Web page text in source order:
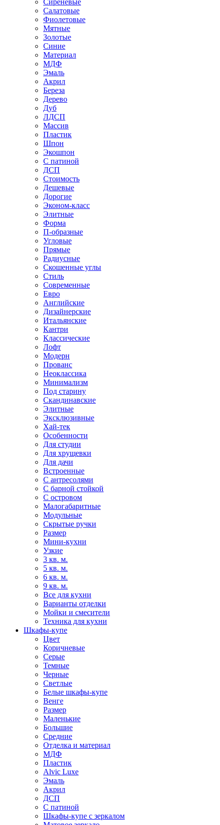
Сиреневые
Салатовые
Фиолетовые
Мятные
Золотые
Синие
Материал
МДФ
Эмаль
Акрил
Береза
Дерево
Дуб
ЛДСП
Массив
Пластик
Шпон
Экошпон
С патиной
ДСП
Стоимость
Дешевые
Дорогие
Эконом-класс
Элитные
Форма
П-образные
Угловые
Прямые
Радиусные
Скошенные углы
Стиль
Современные
Евро
Английские
Дизайнерские
Итальянские
Кантри
Классические
Лофт
Модерн
Прованс
Неоклассика
Минимализм
Под старину
Скандинавские
Элитные
Эксклюзивные
Хай-тек
Особенности
Для студии
Для хрущевки
Для дачи
Встроенные
С антресолями
С барной стойкой
С островом
Малогабаритные
Модульные
Скрытые ручки
Размер
Мини-кухни
Узкие
3 кв. м.
5 кв. м.
6 кв. м.
9 кв. м.
Все для кухни
Варианты отделки
Мойки и смесители
Техника для кухни
Шкафы-купе
Цвет
Коричневые
Серые
Темные
Черные
Светлые
Белые шкафы-купе
Венге
Размер
Маленькие
Большие
Средние
Отделка и материал
МДФ
Пластик
Alvic Luxe
Эмаль
Акрил
ДСП
С патиной
Шкафы-купе с зеркалом